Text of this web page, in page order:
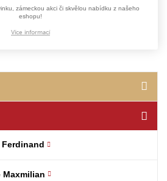
zámeckou akci či skvělou nabídku z našeho
eshopu!
Více informací
Maxmilian